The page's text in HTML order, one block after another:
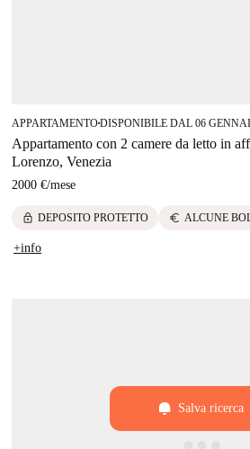
APPARTAMENTO■DISPONIBILE DAL 06
Appartamento con 2 camere da letto in
Lorenzo, Venezia
2000 €/mese
lock DEPOSITO PROTETTO euro ALCUNE
+info
Salva ricerca